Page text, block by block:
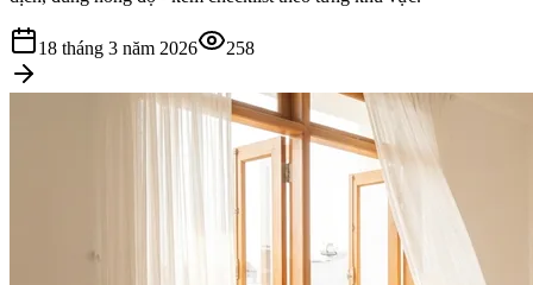
18 tháng 3 năm 2026 258